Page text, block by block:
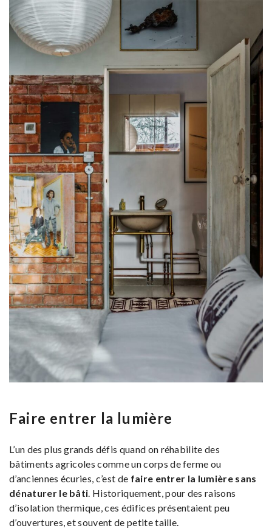
Faire entrer la lumière
L’un des plus grands défis quand on réhabilite des
bâtiments agricoles comme un corps de ferme ou
d’anciennes écuries, c’est de faire entrer la lumière sans
dénaturer le bâti . Historiquement, pour des raisons
d’isolation thermique, ces édifices présentaient peu
d’ouvertures, et souvent de petite taille.